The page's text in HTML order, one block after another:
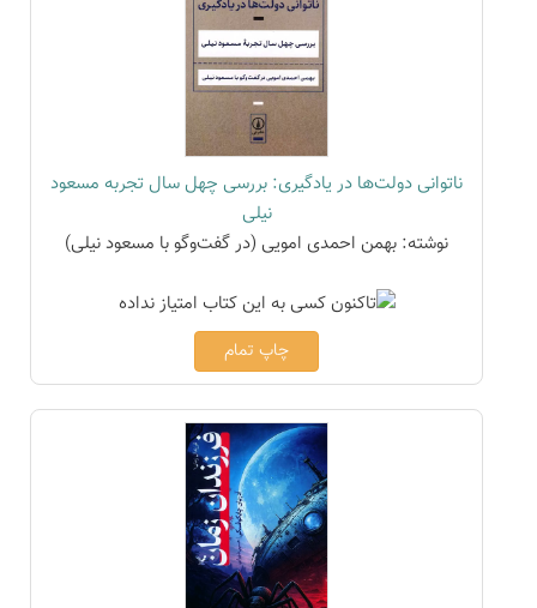
ناتوانی دولت‌ها در یادگیری: بررسی چهل سال تجربه مسعود
نیلی
نوشته: بهمن احمدی امویی (در گفت‌وگو با مسعود نیلی)
چاپ تمام